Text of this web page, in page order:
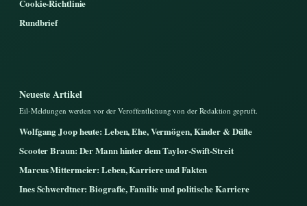
Cookie-Richtlinie
Rundbrief
Neueste Artikel
Eil-Meldungen werden vor der Veroffentlichung von der Redaktion gepruft.
Wolfgang Joop heute: Leben, Ehe, Vermögen, Kinder & Düfte
Scooter Braun: Der Mann hinter dem Taylor-Swift-Streit
Marcus Mittermeier: Leben, Karriere und Fakten
Ines Schwerdtner: Biografie, Familie und politische Karriere